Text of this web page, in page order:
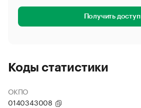
Получить доступ
Коды статистики
ОКПО
0140343008